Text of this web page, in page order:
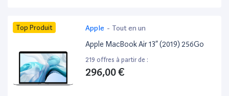
Top Produit Apple - Tout en un
Apple MacBook Air 13” (2019) 256Go
219 offres à partir de :
296,00 €